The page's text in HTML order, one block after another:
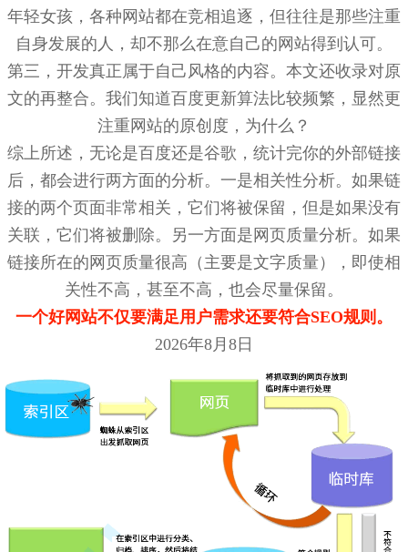
年轻女孩，各种网站都在竞相追逐，但往往是那些注重
自身发展的人，却不那么在意自己的网站得到认可。
第三，开发真正属于自己风格的内容。本文还收录对原
文的再整合。我们知道百度更新算法比较频繁，显然更
注重网站的原创度，为什么？
综上所述，无论是百度还是谷歌，统计完你的外部链接
后，都会进行两方面的分析。一是相关性分析。如果链
接的两个页面非常相关，它们将被保留，但是如果没有
关联，它们将被删除。另一方面是网页质量分析。如果
链接所在的网页质量很高（主要是文字质量），即使相
关性不高，甚至不高，也会尽量保留。
一个好网站不仅要满足用户需求还要符合SEO规则。
2026年8月8日